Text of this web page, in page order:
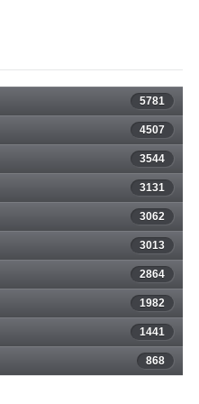
5781
4507
3544
3131
3062
3013
2864
1982
1441
868